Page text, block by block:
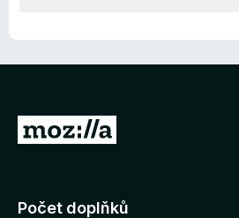
P
j
Počet doplňků